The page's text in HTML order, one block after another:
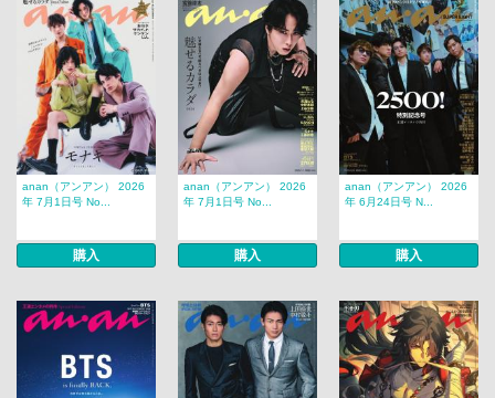
anan（アンアン） 2026
年 7月1日号 No...
購入
anan（アンアン） 2026
年 7月1日号 No...
購入
anan（アンアン） 2026
年 6月24日号 N...
購入